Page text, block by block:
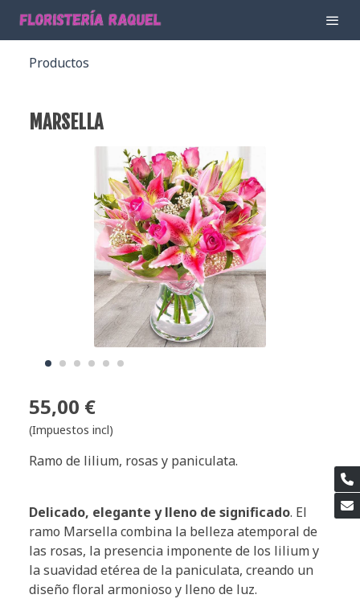
Productos
MARSELLA
55,00 €
(Impuestos incl)
Ramo de lilium, rosas y paniculata.
Delicado, elegante y lleno de significado. El
ramo Marsella combina la belleza atemporal de
las rosas, la presencia imponente de los lilium y
la suavidad etérea de la paniculata, creando un
diseño floral armonioso y lleno de luz.